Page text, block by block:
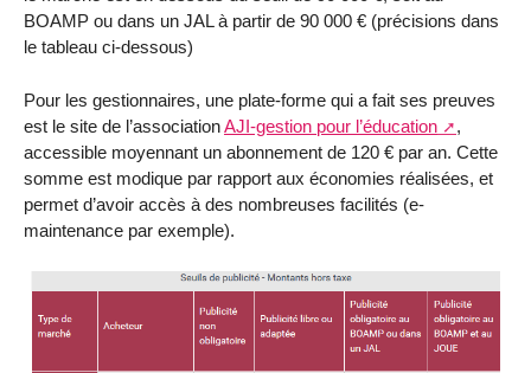
BOAMP ou dans un JAL à partir de 90 000 € (précisions dans
le tableau ci-dessous)
Pour les gestionnaires, une plate-forme qui a fait ses preuves
est le site de l’associationAJI-gestion pour l’éducation
,
accessible moyennant un abonnement de 120 € par an. Cette
somme est modique par rapport aux économies réalisées, et
permet d’avoir accès à des nombreuses facilités (e-
maintenance par exemple).